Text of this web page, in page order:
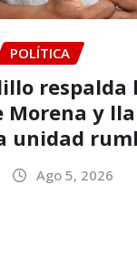
POLÍTICA
respalda
Morena y
unidad
Ago 5, 2026